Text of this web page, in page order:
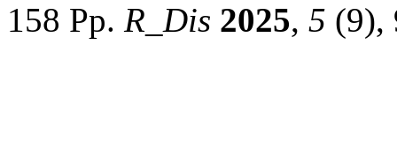
158 Pp. R_Dis 2025, 5 (9),